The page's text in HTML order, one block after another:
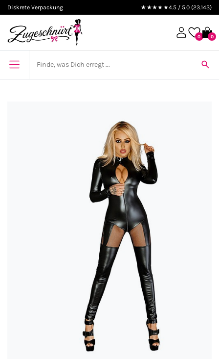
Diskrete Verpackung ★★★★★4.5 / 5.0 (23.143)
0 0